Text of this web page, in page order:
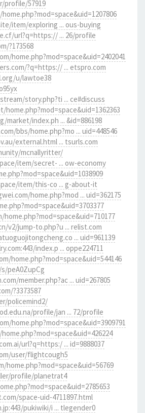
profile/57919
item/exploring ... ous-buying
url?q=https:// ... 26/profile
?173568
home.php?mod=space&uid=2402041
?q=https:// ... etspro.com
u/lawtoe38
story.php?ti ... ce#discuss
index.ph ... &id=886198
bbs/home.php?mo ... uid=448546
external.html ... tsurls.com
mcnallyritter/
item/secret- ... ow-economy
item/this-co ... g-about-it
home.php?mod ... uid=362175
v2/jump-to.php?u ... relist.com
... uid=961139
index.p ... oppe224711
home.php?mod=space&uid=544146
peA0ZupCg
member.php?ac ... uid=267805
?3373587
policemind2/
profile/jan ... 72/profile
home.php?mod=space&uid=3909791
url?q=https:/ ... id=9888037
user/flightcough5
home.php?mod=space&uid=56769
profile/planetrat4
space-uid-4711897.html
pukiwiki/i ... tlegender0